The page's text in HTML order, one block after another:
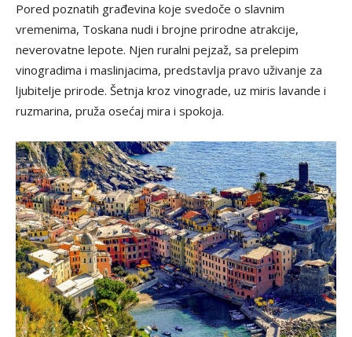
Pored poznatih građevina koje svedoče o slavnim
vremenima, Toskana nudi i brojne prirodne atrakcije,
neverovatne lepote. Njen ruralni pejzaž, sa prelepim
vinogradima i maslinjacima, predstavlja pravo uživanje za
ljubitelje prirode. Šetnja kroz vinograde, uz miris lavande i
ruzmarina, pruža osećaj mira i spokoja.